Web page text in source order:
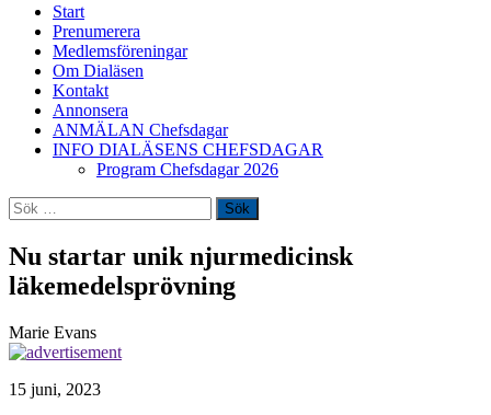
Start
Prenumerera
Medlemsföreningar
Om Dialäsen
Kontakt
Annonsera
ANMÄLAN Chefsdagar
INFO DIALÄSENS CHEFSDAGAR
Program Chefsdagar 2026
Sök
efter:
Nu startar unik njurmedicinsk
läkemedelsprövning
Marie Evans
15 juni, 2023